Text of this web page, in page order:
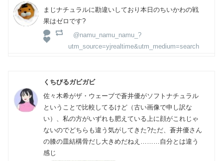
まじナチュラルに勘違いしており本日のちいかわの戦
果はゼロです?
@namu_namu_namu_?
utm_source=yjrealtime&utm_medium=search
くちびるガビガビ
佐々木希がザ・ウェーブで蒼井優がソフトナチュラル
ということで比較してるけど（古い画像で申し訳な
い）、私の方がいずれも肥えている上に顔がこれじゃ
ないのでどちらも違う気がしてきた?ただ、蒼井優さん
の膝の皿結構骨だし大きめだねえ………自分とは違う
感じ